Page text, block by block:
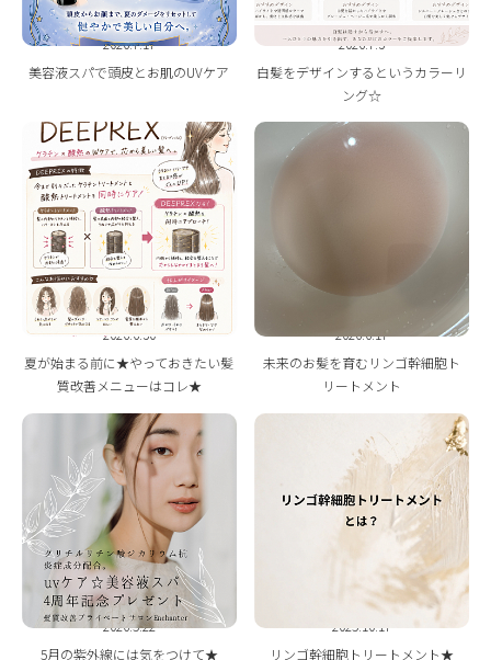
2026.7.17
美容液スパで頭皮とお肌のUVケア
2026.7.3
白髪をデザインするというカラーリ
ング☆
2026.6.30
夏が始まる前に★やっておきたい髪
質改善メニューはコレ★
2026.6.17
未来のお髪を育むリンゴ幹細胞ト
リートメント
2026.5.22
5月の紫外線には気をつけて★
2025.10.17
リンゴ幹細胞トリートメント★